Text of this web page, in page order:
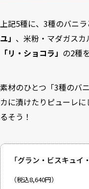
上記5種に、3種のバニ
ユ」 、米粉・マダガス
「リ・ショコラ」 の2種
素材のひとつ「3種のバ
カに漬けたりピューレ
るそう！
「グラン・ビスキュ
（税込8,640円）